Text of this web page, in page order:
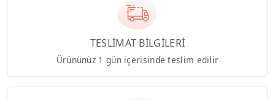
TESLİMAT BİLGİLERİ
Ürününüz 1 gün içerisinde teslim edilir